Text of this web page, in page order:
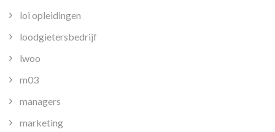
loi opleidingen
loodgietersbedrijf
lwoo
m03
managers
marketing